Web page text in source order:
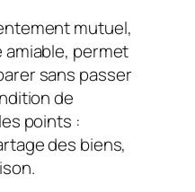
mutuel,
amiable, permet
sans passer
de
points :
des biens,